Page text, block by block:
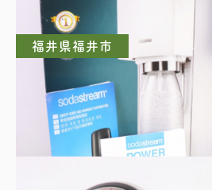
福井県福井市